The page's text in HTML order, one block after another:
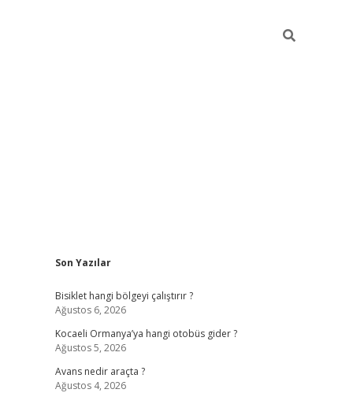
Sidebar
Son Yazılar
Bisiklet hangi bölgeyi çalıştırır ?
Ağustos 6, 2026
Kocaeli Ormanya’ya hangi otobüs gider ?
Ağustos 5, 2026
Avans nedir araçta ?
Ağustos 4, 2026